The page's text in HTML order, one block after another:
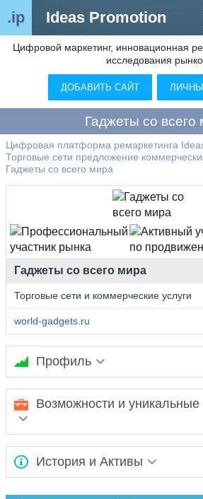
.ip Ideas Promotion
Сегменты рынка
Цифровой ремаркетинг (анализ рынка)
Видео
О нас
Контакты
Цифровой маркетинг, инновационная
исследования
ДОБАВИТЬ САЙТ
Гаджеты со всего
Цифровая платформа ремаркетинга
Торговые сети предложение
Гаджеты со всего мира
Гаджеты со всего мира
Торговые сети и коммерческие услуги
world-gadgets.ru
Профиль
Компания «Гаджеты со всего мира»
ассортимент чехлов для мобильных
аксессуаров.
Возможности и
Ассортимент интернет-магазина
непрерывно расширяется.
История и Активы